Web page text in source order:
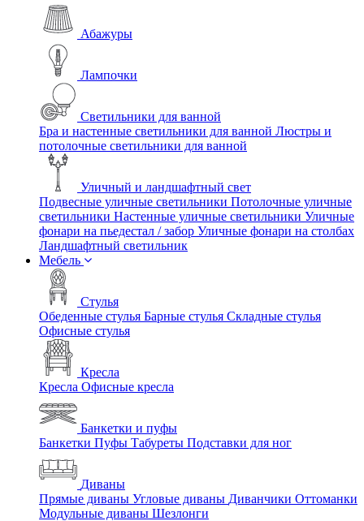
Абажуры
Лампочки
Светильники для ванной
Бра и настенные светильники для ванной Люстры и
потолочные светильники для ванной
Уличный и ландшафтный свет
Подвесные уличные светильники Потолочные уличные
светильники Настенные уличные светильники Уличные
фонари на пьедестал / забор Уличные фонари на столбах
Ландшафтный светильник
Мебель
Стулья
Обеденные стулья Барные стулья Складные стулья
Офисные стулья
Кресла
Кресла Офисные кресла
Банкетки и пуфы
Банкетки Пуфы Табуреты Подставки для ног
Диваны
Прямые диваны Угловые диваны Диванчики Оттоманки
Модульные диваны Шезлонги